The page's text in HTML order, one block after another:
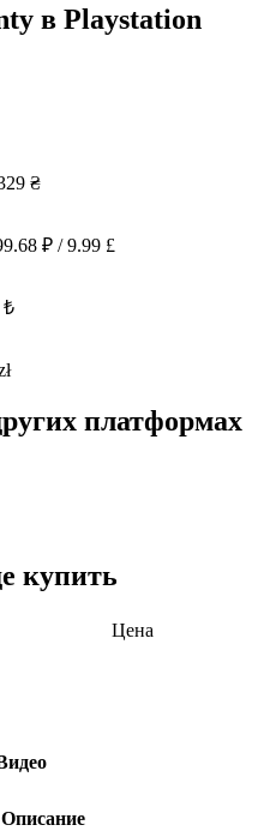
в Playstation
₴
₽ / 9.99 £
₺
платформах
купить
Цена
Описание